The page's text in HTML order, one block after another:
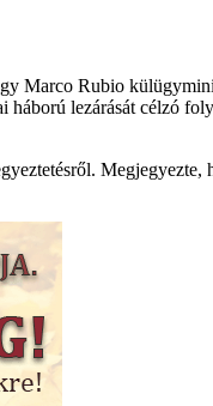
Marco Rubio
lezárását célzó
Megjegyezte,